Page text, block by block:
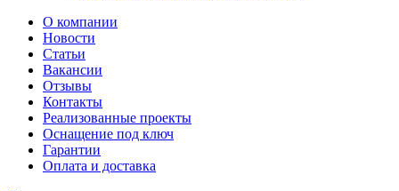
О компании
Новости
Статьи
Вакансии
Отзывы
Контакты
Реализованные проекты
Оснащение под ключ
Гарантии
Оплата и доставка